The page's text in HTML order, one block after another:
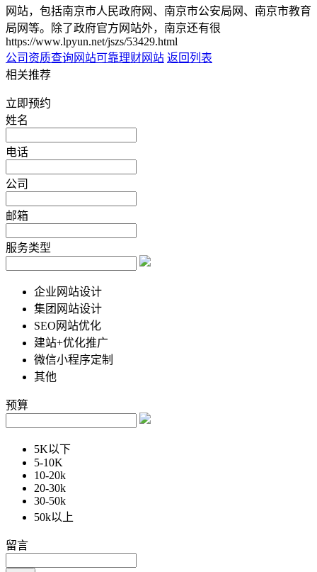
网站，包括南京市人民政府网、南京市公安局网、南京市教育
局网等。除了政府官方网站外，南京还有很
https://www.lpyun.net/jszs/53429.html
公司资质查询网站可靠理财网站 返回列表
相关推荐
立即预约
姓名
电话
公司
邮箱
服务类型
企业网站设计
集团网站设计
SEO网站优化
建站+优化推广
微信小程序定制
其他
预算
5K以下
5-10K
10-20k
20-30k
30-50k
50k以上
留言